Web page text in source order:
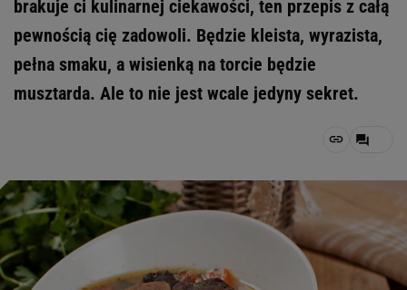
brakuje ci kulinarnej ciekawości, ten przepis z całą
pewnością cię zadowoli. Będzie kleista, wyrazista,
pełna smaku, a wisienką na torcie będzie
musztarda. Ale to nie jest wcale jedyny sekret.